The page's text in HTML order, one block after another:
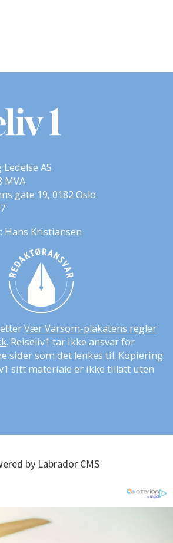
AS
MVA
gate 19, 0182 Oslo
Hans Kristiansen
etterVær Varsom-plakatens regler
. Reiseliv1 tar ikke ansvar for
sider som det lenkes til. Kopiering
sitt materiale er ikke tillatt uten
by Labrador CMS